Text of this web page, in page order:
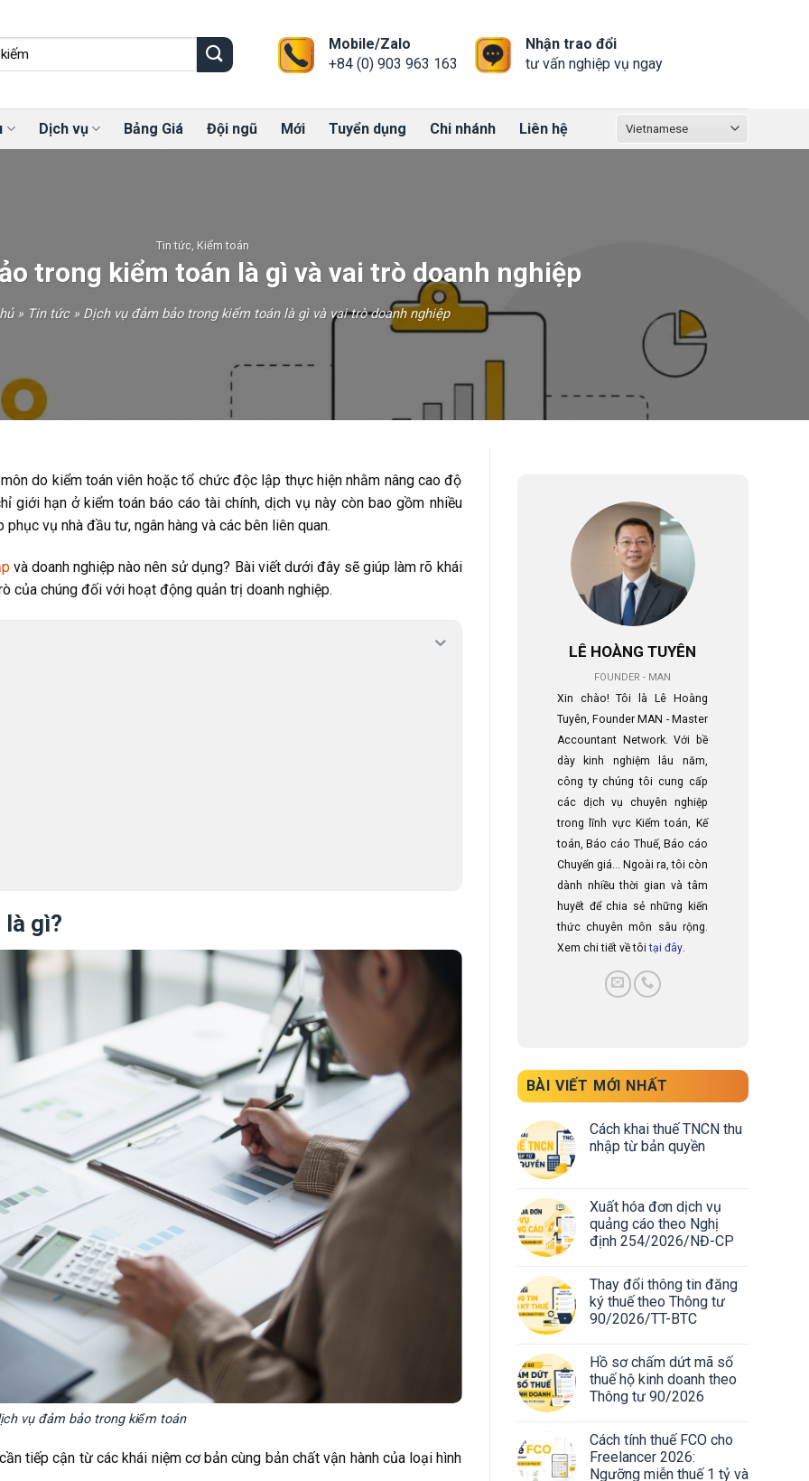
Mobile/Zalo
+84 (0) 903 963 163
Nhận trao đổi
tư vấn nghiệp vụ ngay
Dịch vụ Bảng Giá Đội ngũ Mới Tuyển dụng Chi nhánh Liên hệ
Tin tức Kiểm toán
trong kiểm toán là gì và vai trò doanh nghiệp
» Tin tức» Dịch vụ đảm bảo trong kiểm toán là gì và vai trò doanh nghiệp
do kiểm toán viên hoặc tổ chức độc lập thực hiện nhằm nâng cao độ
giới hạn ở kiểm toán báo cáo tài chính, dịch vụ này còn bao gồm nhiều
vụ nhà đầu tư, ngân hàng và các bên liên quan.
và doanh nghiệp nào nên sử dụng? Bài viết dưới đây sẽ giúp làm rõ khái
của chúng đối với hoạt động quản trị doanh nghiệp.
vụ đảm bảo
bảo
Network
kiểm toán
nào?
gì?
vụ đảm bảo trong kiểm toán
tiếp cận từ các khái niệm cơ bản cùng bản chất vận hành của loại hình
LÊ HOÀNG TUYÊN
FOUNDER - MAN
Xin chào! Tôi là Lê Hoàng
Tuyên, Founder MAN - Master
Accountant Network. Với bề
dày kinh nghiệm lâu năm,
công ty chúng tôi cung cấp
các dịch vụ chuyên nghiệp
trong lĩnh vực Kiểm toán, Kế
toán, Báo cáo Thuế, Báo cáo
Chuyển giá... Ngoài ra, tôi còn
dành nhiều thời gian và tâm
huyết để chia sẻ những kiến
thức chuyên môn sâu rộng.
Xem chi tiết về tôitại đây.
BÀI VIẾT MỚI NHẤT
Cách khai thuế TNCN thu
nhập từ bản quyền
Xuất hóa đơn dịch vụ
quảng cáo theo Nghị
định 254/2026/NĐ-CP
Thay đổi thông tin đăng
ký thuế theo Thông tư
90/2026/TT-BTC
Hồ sơ chấm dứt mã số
thuế hộ kinh doanh theo
Thông tư 90/2026
Cách tính thuế FCO cho
Freelancer 2026:
Ngưỡng miễn thuế 1 tỷ và